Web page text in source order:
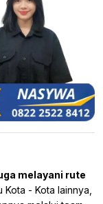
melayani rute
Kota - Kota lainnya,